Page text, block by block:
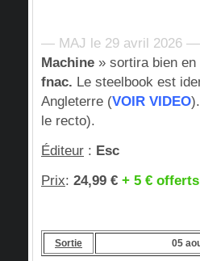
— MAJ le 29 avril 2026 —
Machine » sortira bien en
fnac. Le steelbook est
Angleterre (VOIR VIDEO
le recto).
Éditeur : Esc
Prix: 24,99 € + 5 € offerts
Sortie 05